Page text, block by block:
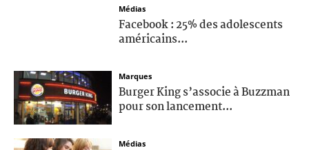
Médias
Facebook : 25% des adolescents
américains...
Marques
Burger King s’associe à Buzzman
pour son lancement...
Médias